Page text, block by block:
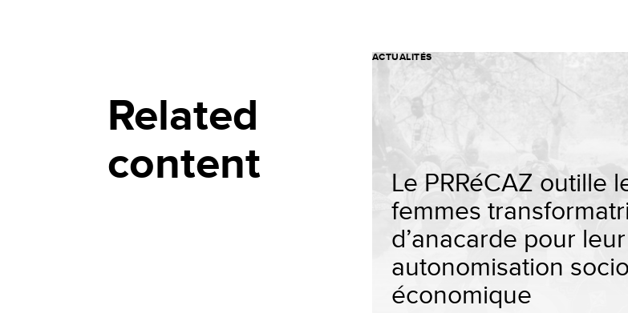
Related
content
ACTUALITÉS
Le PRRéCAZ outille
femmes
d’anacarde pour leur
autonomisation
économique